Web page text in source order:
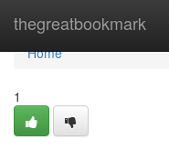
thegreatbookmark
Home
Home
1